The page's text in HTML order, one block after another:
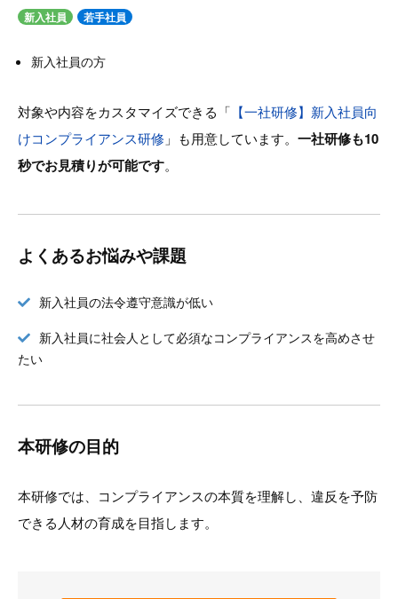
新入社員 若手社員
新入社員の方
対象や内容をカスタマイズできる「 【一社研修】新入社員向
けコンプライアンス研修 」も用意しています。 一社研修も10
秒でお見積りが可能です。
よくあるお悩みや課題
新入社員の法令遵守意識が低い
新入社員に社会人として必須なコンプライアンスを高めさせ
たい
本研修の目的
本研修では、コンプライアンスの本質を理解し、違反を予防
できる人材の育成を目指します。